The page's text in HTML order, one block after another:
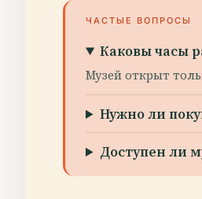
ЧАСТЫЕ ВОПРОСЫ
Каковы часы
Музей открыт
Нужно ли
Доступен ли